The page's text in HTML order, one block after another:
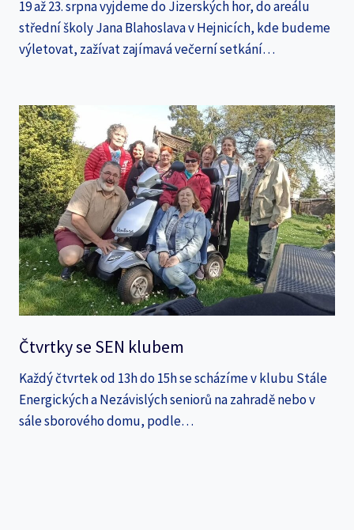
19 až 23. srpna vyjdeme do Jizerských hor, do areálu
střední školy Jana Blahoslava v Hejnicích, kde budeme
výletovat, zažívat zajímavá večerní setkání…
Čtvrtky se SEN klubem
Každý čtvrtek od 13h do 15h se scházíme v klubu Stále
Energických a Nezávislých seniorů na zahradě nebo v
sále sborového domu, podle…